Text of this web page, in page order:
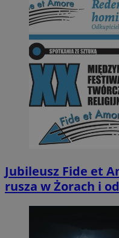
Jubileusz Fide et
rusza w Żorach i